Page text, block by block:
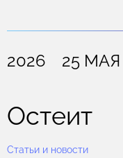
2026 25 МАЯ
Остеит
Статьи и новости